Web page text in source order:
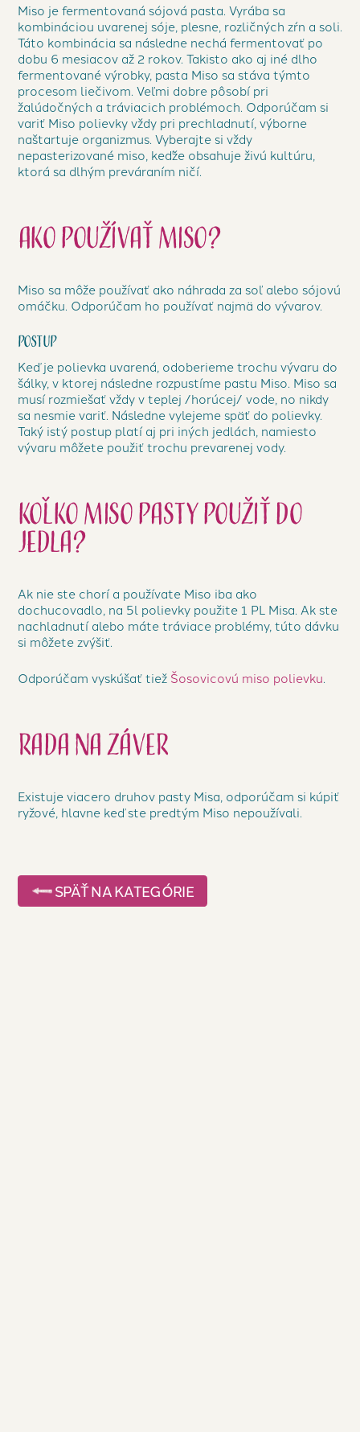
Miso je fermentovaná sójová pasta. Vyrába sa
kombináciou uvarenej sóje, plesne, rozličných zŕn a soli.
Táto kombinácia sa následne nechá fermentovať po
dobu 6 mesiacov až 2 rokov. Takisto ako aj iné dlho
fermentované výrobky, pasta Miso sa stáva týmto
procesom liečivom. Veľmi dobre pôsobí pri
žalúdočných a tráviacich problémoch. Odporúčam si
variť Miso polievky vždy pri prechladnutí, výborne
naštartuje organizmus. Vyberajte si vždy
nepasterizované miso, keďže obsahuje živú kultúru,
ktorá sa dlhým preváraním ničí.
Ako používať Miso?
Miso sa môže používať ako náhrada za soľ alebo sójovú
omáčku. Odporúčam ho používať najmä do vývarov.
Postup
Keď je polievka uvarená, odoberieme trochu vývaru do
šálky, v ktorej následne rozpustíme pastu Miso. Miso sa
musí rozmiešať vždy v teplej /horúcej/ vode, no nikdy
sa nesmie variť. Následne vylejeme späť do polievky.
Taký istý postup platí aj pri iných jedlách, namiesto
vývaru môžete použiť trochu prevarenej vody.
Koľko miso pasty použiť do
jedla?
Ak nie ste chorí a používate Miso iba ako
dochucovadlo, na 5l polievky použite 1 PL Misa. Ak ste
nachladnutí alebo máte tráviace problémy, túto dávku
si môžete zvýšiť.
Odporúčam vyskúšať tiež Šosovicovú miso polievku.
Rada na záver
Existuje viacero druhov pasty Misa, odporúčam si kúpiť
ryžové, hlavne keď ste predtým Miso nepoužívali.
SPÄŤ NA KATEGÓRIE